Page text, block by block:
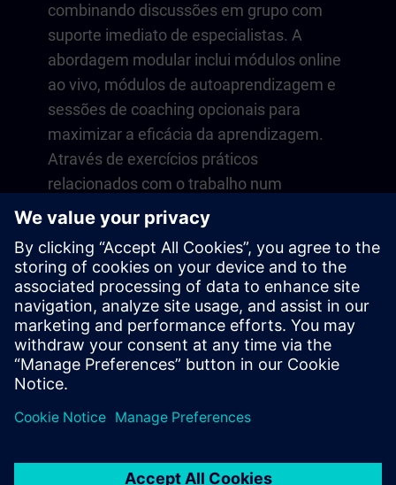
combinando discussões em grupo com
suporte imediato de especialistas. A
abordagem modular inclui módulos online
ao vivo, módulos de autoaprendizagem e
sessões de coaching opcionais para
maximizar a eficácia da aprendizagem.
Através de exercícios práticos
relacionados com o trabalho num
ambiente virtual, desenvolve
competências que se aplicam diretamente
às suas operações diárias. A
aprendizagem continua para além do
curso com uma adesão de um ano à nossa
plataforma digital SITRAIN access.
Visão geral